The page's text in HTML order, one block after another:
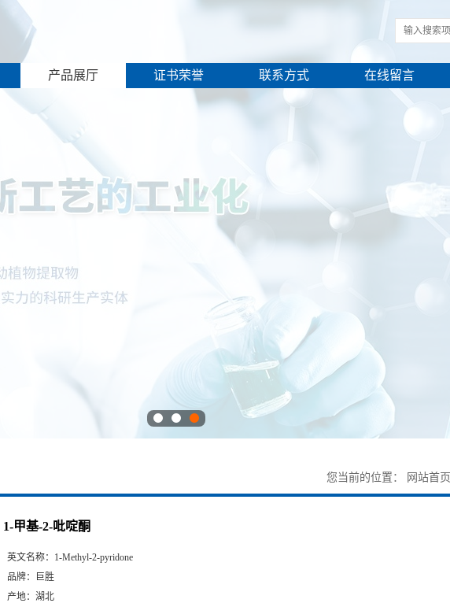
产品展厅 证书荣誉 联系方式 在线留言
您当前的位置： 网站首页
1-甲基-2-吡啶酮
英文名称： 1-Methyl-2-pyridone
品牌：
巨胜
产地： 湖北